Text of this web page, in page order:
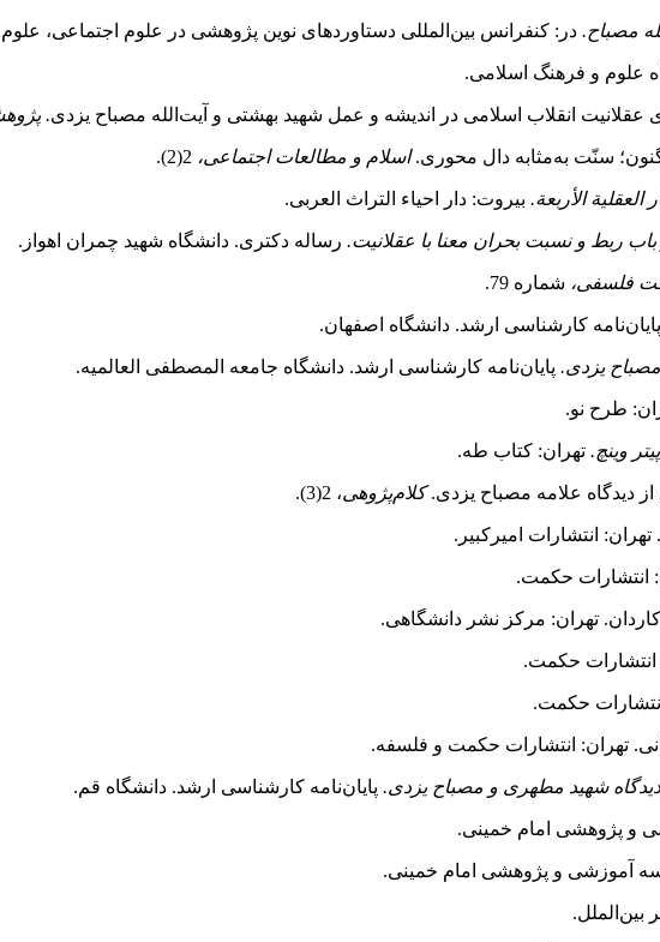
مصباح. در: کنفرانس بین‌المللی دستاوردهای نوین پژوهشی در علوم اجتماعی،
علوم و فرهنگ اسلامی.
عقلانیت انقلاب‌ اسلامی در اندیشه و عمل شهید بهشتی و آیت‌الله مصباح‌ یزدی.
اسلام و مطالعات اجتماعی،
العقلیة الأربعة. بیروت: دار احیاء التراث العربی.
ربط و نسبت بحران معنا با عقلانیت. رساله دکتری. دانشگاه شهید چمران اهواز.
فلسفی، شماره 79.
پایان‌نامه کارشناسی ارشد. دانشگاه اصفهان.
مصباح یزدی. پایان‌نامه کارشناسی ارشد. دانشگاه جامعه المصطفی العالمیه.
طرح نو.
وینچ. تهران: کتاب طه.
کلام‌پژوهی، 2(3).
انتشارات امیرکبیر.
انتشارات حکمت.
تهران: مرکز نشر دانشگاهی.
حکمت.
حکمت.
تهران: انتشارات حکمت و فلسفه.
شهید مطهری و مصباح یزدی. پایان‌نامه کارشناسی ارشد. دانشگاه قم.
و پژوهشی امام خمینی.
آموزشی و پژوهشی امام خمینی.